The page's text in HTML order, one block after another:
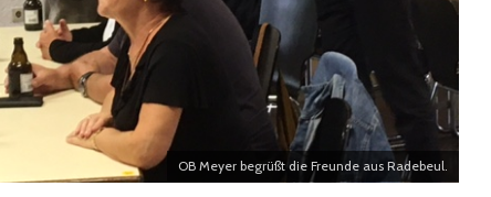
OB Meyer begrüßt die Freunde aus Radebeul.